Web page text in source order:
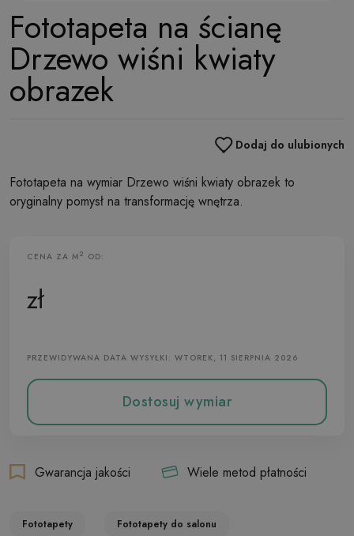
Fototapeta na ścianę
Drzewo wiśni kwiaty
obrazek
Dodaj do ulubionych
Fototapeta na wymiar Drzewo wiśni kwiaty obrazek to
oryginalny pomysł na transformację wnętrza.
CENA ZA M2 OD:
zł
PRZEWIDYWANA DATA WYSYŁKI: WTOREK, 11 SIERPNIA 2026
Dostosuj wymiar
Gwarancja jakości Wiele metod płatności
Fototapety Fototapety do salonu